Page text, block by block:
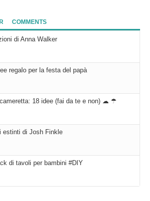
COMMENTS
di Anna Walker
regalo per la festa del papà
18 idee (fai da te e non) ☁ ☂
estinti di Josh Finkle
di tavoli per bambini #DIY